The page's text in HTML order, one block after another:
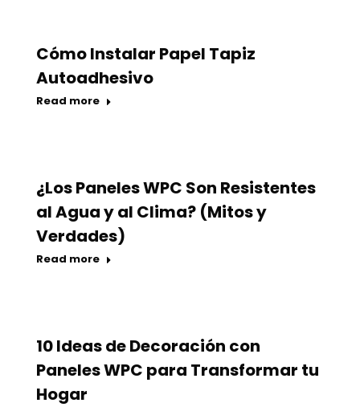
Cómo Instalar Papel Tapiz
Autoadhesivo
Read more
¿Los Paneles WPC Son Resistentes
al Agua y al Clima? (Mitos y
Verdades)
Read more
10 Ideas de Decoración con
Paneles WPC para Transformar tu
Hogar